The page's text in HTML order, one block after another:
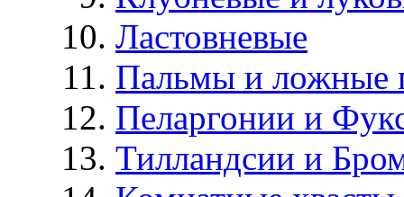
Ластовневые
Пальмы и ложные
Пеларгонии и
Тилландсии и